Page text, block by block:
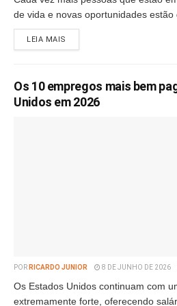
de vida e novas oportunidades estão
LEIA MAIS
Os 10 empregos mais bem
Unidos em 2026
POR RICARDO JUNIOR 8 DE JUNHO DE 2026
Os Estados Unidos continuam com
extremamente forte, oferecendo